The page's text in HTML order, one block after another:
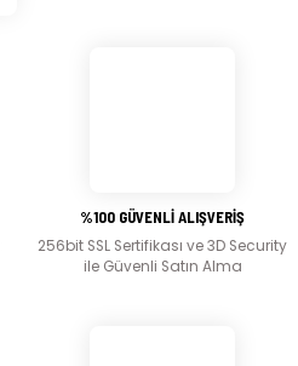
%100 GÜVENLİ ALIŞVERİŞ
256bit SSL Sertifikası ve 3D Security
ile Güvenli Satın Alma